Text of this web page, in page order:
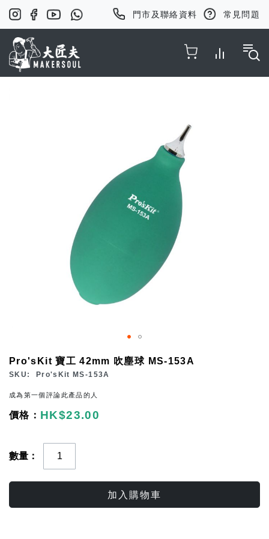
門市及聯絡資料 常見問題
Pro'sKit 寶工 42mm 吹塵球 MS-153A
SKU Pro'sKit MS-153A
成為第一個評論此產品的人
HK$23.00
數量
加入購物車
beginning
of
images
gallery